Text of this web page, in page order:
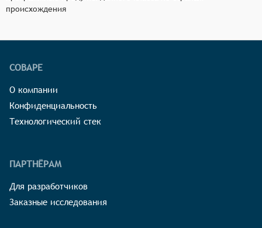
происхождения
СОВАРЕ
О компании
Конфиденциальность
Технологический стек
ПАРТНЁРАМ
Для разработчиков
Заказные исследования